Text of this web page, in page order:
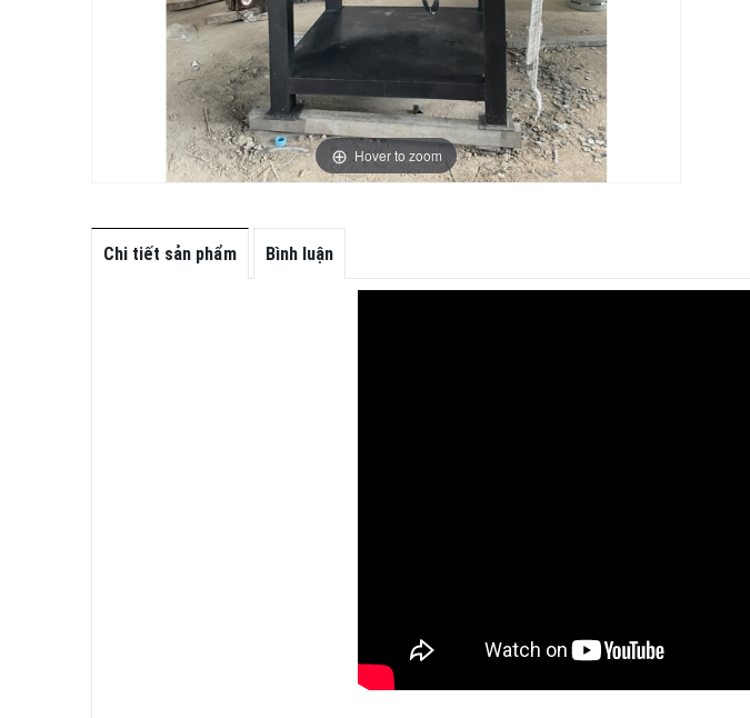
Hover to zoom
Chi tiết sản phẩm Bình luận